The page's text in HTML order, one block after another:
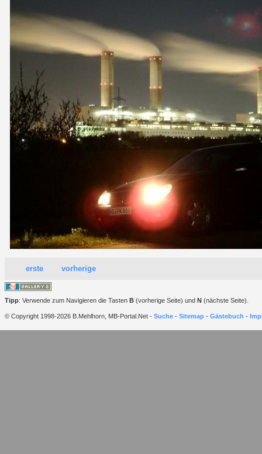
erste vorherige
Tipp: Verwende zum Navigieren die Tasten B (vorherige Seite) und N (nächste Seite).
© Copyright 1998-2026 B.Mehlhorn, MB-Portal.Net - Suche - Sitemap - Gästebuch -